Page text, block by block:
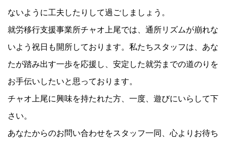
ないように工夫したりして過ごしましょう。
就労移行支援事業所チャオ上尾では、通所リズムが崩れな
いよう祝日も開所しております。私たちスタッフは、あな
たが踏み出す一歩を応援し、安定した就労までの道のりを
お手伝いしたいと思っております。
チャオ上尾に興味を持たれた方、一度、遊びにいらして下
さい。
あなたからのお問い合わせをスタッフ一同、心よりお待ち